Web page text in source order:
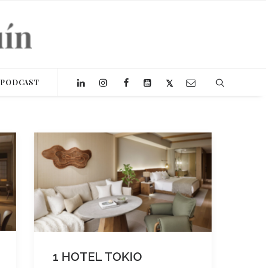
PODCAST
1 HOTEL TOKIO